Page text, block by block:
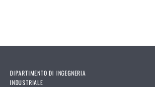
DIPARTIMENTO DI INGEGNERIA
INDUSTRIALE